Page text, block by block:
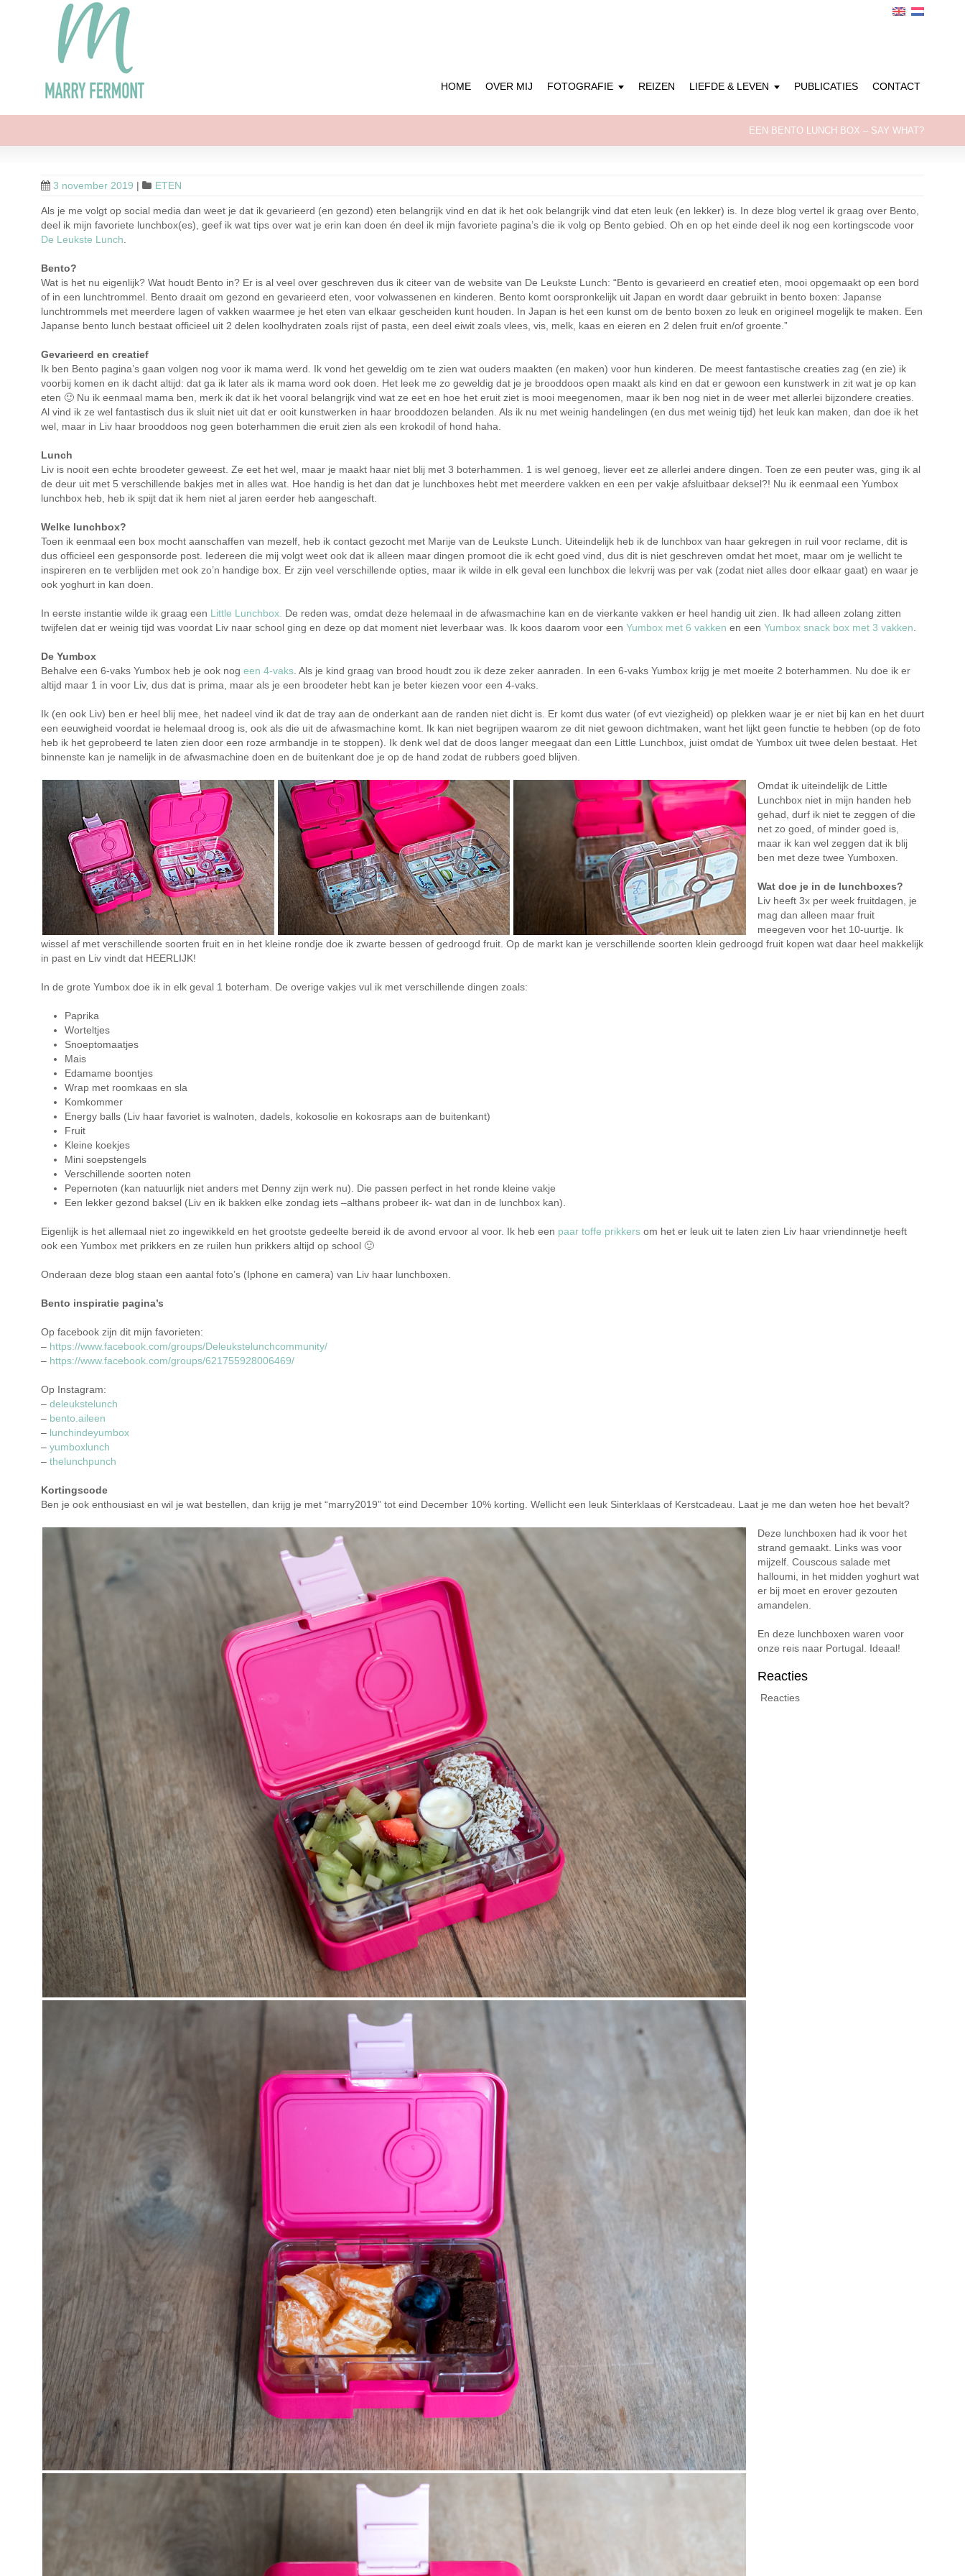
HOME OVER MIJ FOTOGRAFIE REIZEN LIEFDE & LEVEN PUBLICATIES CONTACT
EEN BENTO LUNCH BOX – SAY WHAT?
3 november 2019 | ETEN
Als je me volgt op social media dan weet je dat ik gevarieerd (en gezond) eten belangrijk vind en dat ik het ook belangrijk vind dat eten leuk (en lekker) is. In deze blog vertel ik graag over Bento,
deel ik mijn favoriete lunchbox(es), geef ik wat tips over wat je erin kan doen én deel ik mijn favoriete pagina’s die ik volg op Bento gebied. Oh en op het einde deel ik nog een kortingscode voor
De Leukste Lunch
Bento?
Wat is het nu eigenlijk? Wat houdt Bento in? Er is al veel over geschreven dus ik citeer van de website van De Leukste Lunch: “Bento is gevarieerd en creatief eten, mooi opgemaakt op een bord
of in een lunchtrommel. Bento draait om gezond en gevarieerd eten, voor volwassenen en kinderen. Bento komt oorspronkelijk uit Japan en wordt daar gebruikt in bento boxen: Japanse
lunchtrommels met meerdere lagen of vakken waarmee je het eten van elkaar gescheiden kunt houden. In Japan is het een kunst om de bento boxen zo leuk en origineel mogelijk te maken. Een
Japanse bento lunch bestaat officieel uit 2 delen koolhydraten zoals rijst of pasta, een deel eiwit zoals vlees, vis, melk, kaas en eieren en 2 delen fruit en/of groente.”
Gevarieerd en creatief
Ik ben Bento pagina’s gaan volgen nog voor ik mama werd. Ik vond het geweldig om te zien wat ouders maakten (en maken) voor hun kinderen. De meest fantastische creaties zag (en zie) ik
voorbij komen en ik dacht altijd: dat ga ik later als ik mama word ook doen. Het leek me zo geweldig dat je je brooddoos open maakt als kind en dat er gewoon een kunstwerk in zit wat je op kan
eten 🙂 Nu ik eenmaal mama ben, merk ik dat ik het vooral belangrijk vind wat ze eet en hoe het eruit ziet is mooi meegenomen, maar ik ben nog niet in de weer met allerlei bijzondere creaties.
Al vind ik ze wel fantastisch dus ik sluit niet uit dat er ooit kunstwerken in haar brooddozen belanden. Als ik nu met weinig handelingen (en dus met weinig tijd) het leuk kan maken, dan doe ik het
wel, maar in Liv haar brooddoos nog geen boterhammen die eruit zien als een krokodil of hond haha.
Lunch
Liv is nooit een echte broodeter geweest. Ze eet het wel, maar je maakt haar niet blij met 3 boterhammen. 1 is wel genoeg, liever eet ze allerlei andere dingen. Toen ze een peuter was, ging ik al
de deur uit met 5 verschillende bakjes met in alles wat. Hoe handig is het dan dat je lunchboxes hebt met meerdere vakken en een per vakje afsluitbaar deksel?! Nu ik eenmaal een Yumbox
lunchbox heb, heb ik spijt dat ik hem niet al jaren eerder heb aangeschaft.
Welke lunchbox?
Toen ik eenmaal een box mocht aanschaffen van mezelf, heb ik contact gezocht met Marije van de Leukste Lunch. Uiteindelijk heb ik de lunchbox van haar gekregen in ruil voor reclame, dit is
dus officieel een gesponsorde post. Iedereen die mij volgt weet ook dat ik alleen maar dingen promoot die ik echt goed vind, dus dit is niet geschreven omdat het moet, maar om je wellicht te
inspireren en te verblijden met ook zo’n handige box. Er zijn veel verschillende opties, maar ik wilde in elk geval een lunchbox die lekvrij was per vak (zodat niet alles door elkaar gaat) en waar je
ook yoghurt in kan doen.
In eerste instantie wilde ik graag een Little Lunchbox. De reden was, omdat deze helemaal in de afwasmachine kan en de vierkante vakken er heel handig uit zien. Ik had alleen zolang zitten
twijfelen dat er weinig tijd was voordat Liv naar school ging en deze op dat moment niet leverbaar was. Ik koos daarom voor een Yumbox met 6 vakken en een Yumbox snack box met 3 vakken
De Yumbox
Behalve een 6-vaks Yumbox heb je ook nog een 4-vaks . Als je kind graag van brood houdt zou ik deze zeker aanraden. In een 6-vaks Yumbox krijg je met moeite 2 boterhammen. Nu doe ik er
altijd maar 1 in voor Liv, dus dat is prima, maar als je een broodeter hebt kan je beter kiezen voor een 4-vaks.
Ik (en ook Liv) ben er heel blij mee, het nadeel vind ik dat de tray aan de onderkant aan de randen niet dicht is. Er komt dus water (of evt viezigheid) op plekken waar je er niet bij kan en het duurt
een eeuwigheid voordat ie helemaal droog is, ook als die uit de afwasmachine komt. Ik kan niet begrijpen waarom ze dit niet gewoon dichtmaken, want het lijkt geen functie te hebben (op de foto
heb ik het geprobeerd te laten zien door een roze armbandje in te stoppen). Ik denk wel dat de doos langer meegaat dan een Little Lunchbox, juist omdat de Yumbox uit twee delen bestaat. Het
binnenste kan je namelijk in de afwasmachine doen en de buitenkant doe je op de hand zodat de rubbers goed blijven.
Omdat ik uiteindelijk de Little
Lunchbox niet in mijn handen heb
gehad, durf ik niet te zeggen of die
net zo goed, of minder goed is,
maar ik kan wel zeggen dat ik blij
ben met deze twee Yumboxen.
Wat doe je in de lunchboxes?
Liv heeft 3x per week fruitdagen, je
mag dan alleen maar fruit
meegeven voor het 10-uurtje. Ik
wissel af met verschillende soorten fruit en in het kleine rondje doe ik zwarte bessen of gedroogd fruit. Op de markt kan je verschillende soorten klein gedroogd fruit kopen wat daar heel makkelijk
in past en Liv vindt dat HEERLIJK!
In de grote Yumbox doe ik in elk geval 1 boterham. De overige vakjes vul ik met verschillende dingen zoals:
Paprika
Worteltjes
Snoeptomaatjes
Mais
Edamame boontjes
Wrap met roomkaas en sla
Komkommer
Energy balls (Liv haar favoriet is walnoten, dadels, kokosolie en kokosraps aan de buitenkant)
Fruit
Kleine koekjes
Mini soepstengels
Verschillende soorten noten
Pepernoten (kan natuurlijk niet anders met Denny zijn werk nu). Die passen perfect in het ronde kleine vakje
Een lekker gezond baksel (Liv en ik bakken elke zondag iets –althans probeer ik- wat dan in de lunchbox kan).
Eigenlijk is het allemaal niet zo ingewikkeld en het grootste gedeelte bereid ik de avond ervoor al voor. Ik heb een paar toffe prikkers om het er leuk uit te laten zien Liv haar vriendinnetje heeft
ook een Yumbox met prikkers en ze ruilen hun prikkers altijd op school 🙂
Onderaan deze blog staan een aantal foto’s (Iphone en camera) van Liv haar lunchboxen.
Bento inspiratie pagina’s
Op facebook zijn dit mijn favorieten:
– https://www.facebook.com/groups/Deleukstelunchcommunity/
– https://www.facebook.com/groups/621755928006469/
Op Instagram:
– deleukstelunch
– bento.aileen
– lunchindeyumbox
– yumboxlunch
– thelunchpunch
Kortingscode
Ben je ook enthousiast en wil je wat bestellen, dan krijg je met “marry2019” tot eind December 10% korting. Wellicht een leuk Sinterklaas of Kerstcadeau. Laat je me dan weten hoe het bevalt?
Deze lunchboxen had ik voor het
strand gemaakt. Links was voor
mijzelf. Couscous salade met
halloumi, in het midden yoghurt wat
er bij moet en erover gezouten
amandelen.
En deze lunchboxen waren voor
onze reis naar Portugal. Ideaal!
Reacties
Reacties